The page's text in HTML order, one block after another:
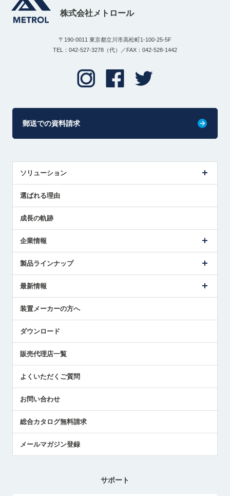
株式会社メトロール
〒190-0011 東京都立川市高松町1-100-25-5F
TEL：042-527-3278（代）／FAX：042-528-1442
郵送での資料請求
ソリューション
解決策提案
選ばれる理由
成長の軌跡
企業情報
ごあいさつ
受賞履歴
採用情報
国/地域/言語
製品ラインナップ
ツールセッタ製品
エアマイクロセンサ製品
最新情報
メトロールの技術
社員ブログ
中小企業のBCP地震対策
センサのテクニカルガイド
社長ブログ
装置メーカーの方へ
ダウンロード
販売代理店一覧
よくいただくご質問
お問い合わせ
総合カタログ無料請求
メールマガジン登録
サポート